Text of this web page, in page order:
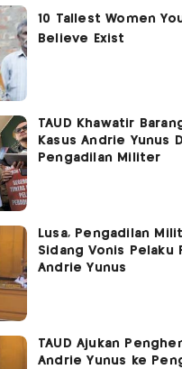
TAUD Khawatir
Kasus Andrie Yunus
Pengadilan Militer
Lusa, Pengadilan
Sidang Vonis Pelaku
Andrie Yunus
TAUD Ajukan
Andrie Yunus ke